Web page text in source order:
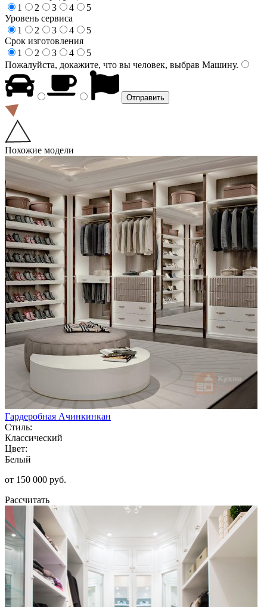
1
2 3 4
5
Уровень сервиса
1
2 3 4
5
Срок изготовления
1
2 3 4
5
Пожалуйста, докажите, что вы человек, выбрав Машину.
Похожие модели
Гардеробная Ачинкинкан
Стиль:
Классический
Цвет:
Белый
от 150 000 руб.
Рассчитать